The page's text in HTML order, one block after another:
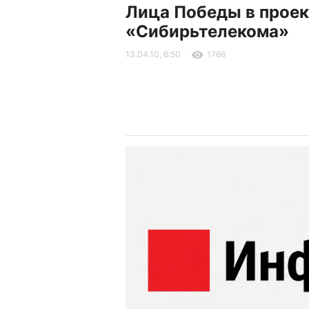
Лица Победы в
«Сибирьтелекома»
13.04.10, 6:50 1766